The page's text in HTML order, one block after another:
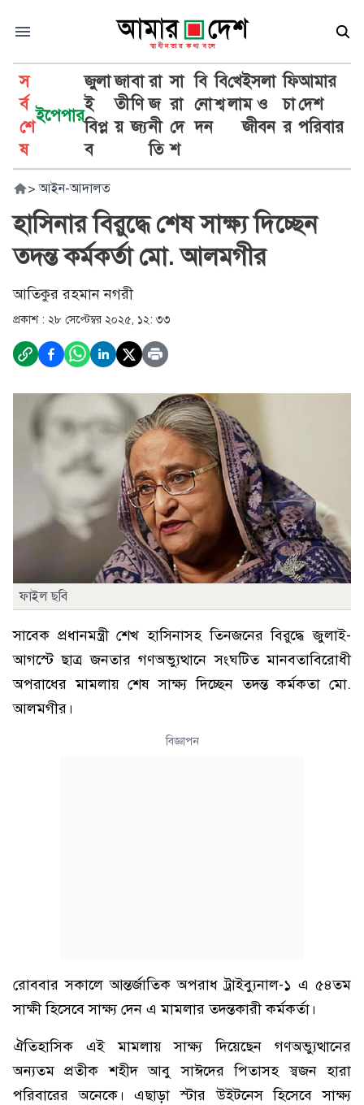
স
র্ব
শে
ষ
ইপেপার
জুলা
ই
বিপ্ল
ব
জা
তী
য়
বা
ণি
জ্য
রা
জ
নী
তি
সা
রা
দে
শ
বি
নো
দন
বি
শ্ব
খে
লা
ইসলা
ম ও
জীবন
ফি
চা
র
আমার
দেশ
পরিবার
> আইন-আদালত
হাসিনার বিরুদ্ধে শেষ সাক্ষ্য দিচ্ছেন
তদন্ত কর্মকর্তা মো. আলমগীর
আতিকুর রহমান নগরী
প্রকাশ : ২৮ সেপ্টেম্বর ২০২৫, ১২: ৩৩
ফাইল ছবি
সাবেক প্রধানমন্ত্রী শেখ হাসিনাসহ তিনজনের বিরুদ্ধে জুলাই-
আগস্টে ছাত্র জনতার গণঅভ্যুত্থানে সংঘটিত মানবতাবিরোধী
অপরাধের মামলায় শেষ সাক্ষ্য দিচ্ছেন তদন্ত কর্মকতা মো.
আলমগীর।
বিজ্ঞাপন
রোববার সকালে আন্তর্জাতিক অপরাধ ট্রাইব্যুনাল-১ এ ৫৪তম
সাক্ষী হিসেবে সাক্ষ্য দেন এ মামলার তদন্তকারী কর্মকর্তা।
ঐতিহাসিক এই মামলায় সাক্ষ্য দিয়েছেন গণঅভ্যুত্থানের
অন্যতম প্রতীক শহীদ আবু সাঈদের পিতাসহ স্বজন হারা
পরিবারের অনেকে। এছাড়া স্টার উইটনেস হিসেবে সাক্ষ্য